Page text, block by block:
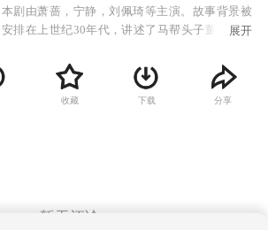
本剧由萧蔷，宁静，刘佩琦等主演。故事背景被
安排在上世纪30年代，讲述了马帮头子董义和一
姑、尹家贤、十八妹四个传奇女子荡气回肠的爱
情。
展开
收藏 下载 分享
暂无评论